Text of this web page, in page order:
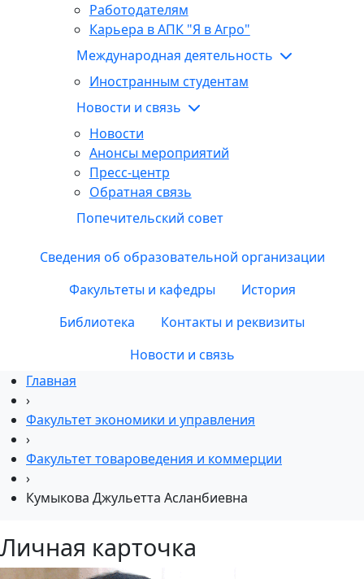
Работодателям
Карьера в АПК "Я в Агро"
Международная деятельность
Иностранным студентам
Новости и связь
Новости
Анонсы мероприятий
Пресс-центр
Обратная связь
Попечительский совет
Сведения об образовательной организации
Факультеты и кафедры
История
Библиотека
Контакты и реквизиты
Новости и связь
Главная
›
Факультет экономики и управления
›
Факультет товароведения и коммерции
›
Кумыкова Джульетта Асланбиевна
Личная карточка